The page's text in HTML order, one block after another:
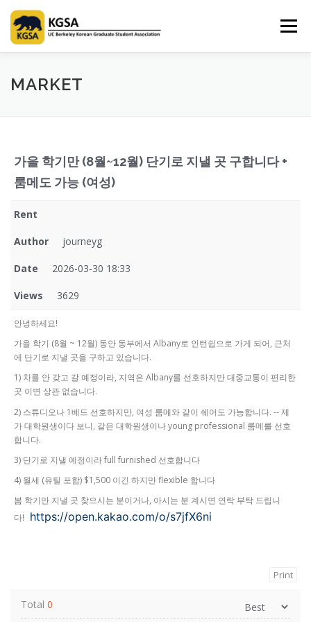
content
Menu
HOME ABOUT US
MARKET
가을 학기만 (8월~12월) 단기로 지낼 곳 구합니다 +
룸메도 가능 (여성)
Rent
Author journeyg
Date 2026-03-30 18:33
Views 3629
안녕하세요!
가을 학기 (8월 ~ 12월) 동안 동부에서 Albany로 인턴쉽으로 가게 되어, 근처
에 단기로 지낼 곳을 구하고 있습니다.
1) 차를 안 갖고 갈 예정이라, 지역은 Albany를 선호하지만 대중교통이 편리한
곳 이면 상관 없습니다.
2) 스튜디오나 1베드 선호하지만, 여성 룸메와 같이 쉐어도 가능합니다. -- 제
가 대학원생이다 보니, 같은 대학원생이나 young professional 룸메를 선호
합니다.
3) 단기로 지낼 예정이라 full furnished 선호합니다
4) 월세 (유틸 포함) $1,500 이긴 하지만 flexible 합니다
봄 학기만 지낼 곳 찾으시는 분이거나, 아시는 분 계시면 연락 부탁 드립니
다! https://open.kakao.com/o/s7jfX6ni
Print
Total 0